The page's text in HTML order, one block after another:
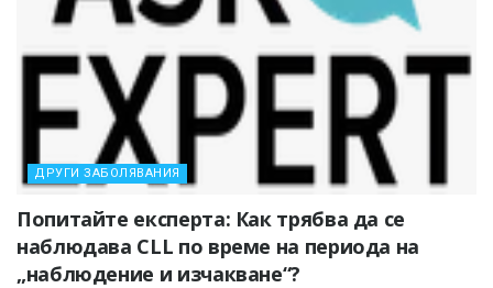
ДРУГИ ЗАБОЛЯВАНИЯ
Попитайте експерта: Как трябва да се
наблюдава CLL по време на периода на
„наблюдение и изчакване“?